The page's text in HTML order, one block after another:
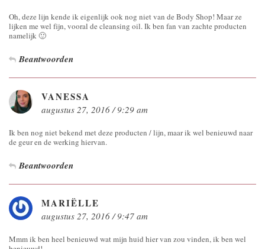
Oh, deze lijn kende ik eigenlijk ook nog niet van de Body Shop! Maar ze
lijken me wel fijn, vooral de cleansing oil. Ik ben fan van zachte producten
namelijk 🙂
Beantwoorden
VANESSA
augustus 27, 2016 / 9:29 am
Ik ben nog niet bekend met deze producten / lijn, maar ik wel benieuwd naar
de geur en de werking hiervan.
Beantwoorden
MARIËLLE
augustus 27, 2016 / 9:47 am
Mmm ik ben heel benieuwd wat mijn huid hier van zou vinden, ik ben wel